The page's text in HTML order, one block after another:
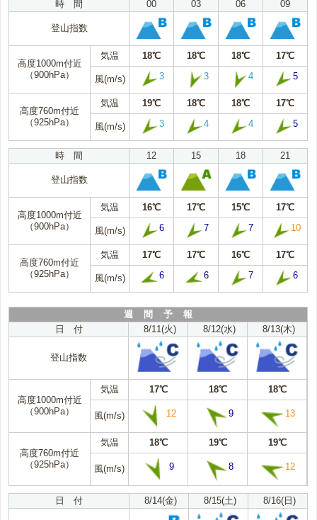
時 間
00 03 06 09
登山指数
高度1000m付近
（900hPa）
気温 18℃ 18℃ 18℃ 17℃
風(m/s) 3 3 4 5
高度760m付近
（925hPa）
気温 19℃ 18℃ 18℃ 17℃
風(m/s) 3 4 4 5
時 間 12 15 18 21
登山指数
高度1000m付近
（900hPa）
気温 16℃ 17℃ 15℃ 17℃
風(m/s) 6 7 7 10
高度760m付近
（925hPa）
気温 17℃ 17℃ 16℃ 17℃
風(m/s) 6 6 7 6
週 間 予 報
日 付
8/11(火) 8/12(水) 8/13(木)
登山指数
高度1000m付近
（900hPa）
気温 17℃ 18℃ 18℃
風(m/s) 12 9 13
高度760m付近
（925hPa）
気温 18℃ 19℃ 19℃
風(m/s) 9 8 12
日 付 8/14(金) 8/15(土) 8/16(日)